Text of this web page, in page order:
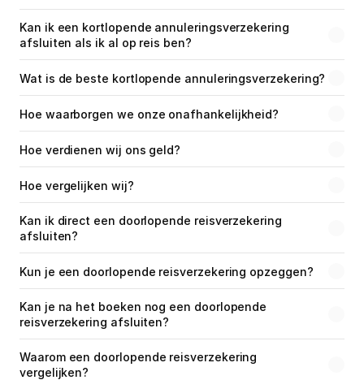
Kan ik een kortlopende annuleringsverzekering
afsluiten als ik al op reis ben?
Wat is de beste kortlopende annuleringsverzekering?
Hoe waarborgen we onze onafhankelijkheid?
Hoe verdienen wij ons geld?
Hoe vergelijken wij?
Kan ik direct een doorlopende reisverzekering
afsluiten?
Kun je een doorlopende reisverzekering opzeggen?
Kan je na het boeken nog een doorlopende
reisverzekering afsluiten?
Waarom een doorlopende reisverzekering
vergelijken?